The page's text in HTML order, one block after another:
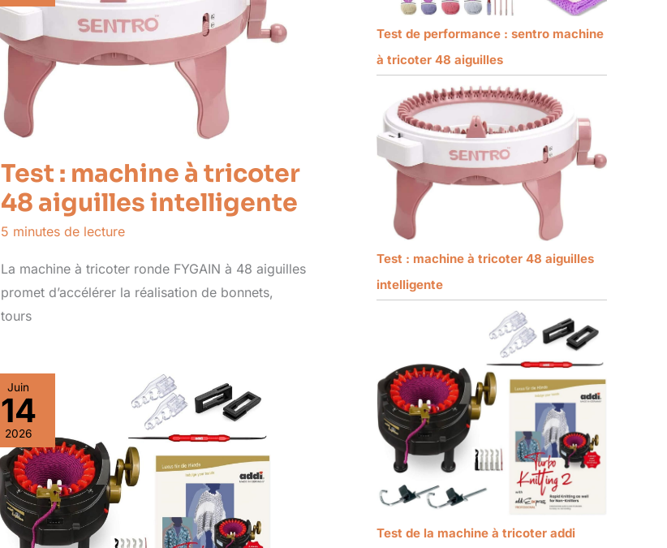
Test : machine à tricoter
48 aiguilles intelligente
5 minutes de lecture
La machine à tricoter ronde FYGAIN à 48 aiguilles
promet d’accélérer la réalisation de bonnets,
tours
Juin
14
2026
Test de performance : sentro machine
à tricoter 48 aiguilles
Test : machine à tricoter 48 aiguilles
intelligente
Test de la machine à tricoter addi